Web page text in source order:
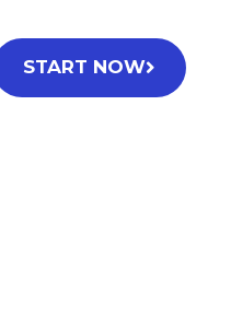
START NOW